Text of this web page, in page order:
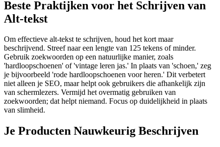
Beste Praktijken voor het Schrijven van
Alt-tekst
Om effectieve alt-tekst te schrijven, houd het kort maar
beschrijvend. Streef naar een lengte van 125 tekens of minder.
Gebruik zoekwoorden op een natuurlijke manier, zoals
'hardloopschoenen' of 'vintage leren jas.' In plaats van 'schoen,' zeg
je bijvoorbeeld 'rode hardloopschoenen voor heren.' Dit verbetert
niet alleen je SEO, maar helpt ook gebruikers die afhankelijk zijn
van schermlezers. Vermijd het overmatig gebruiken van
zoekwoorden; dat helpt niemand. Focus op duidelijkheid in plaats
van slimheid.
Je Producten Nauwkeurig Beschrijven